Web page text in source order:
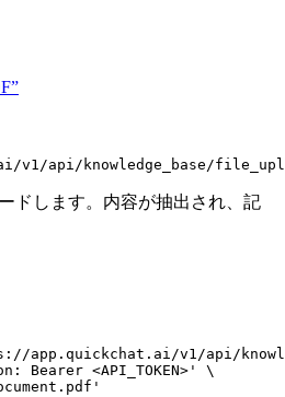
v1/api/knowledge_base/
ドします。内容が抽出され、記
app.quickchat.ai/v1/api/
Bearer <API_TOKEN>'
\